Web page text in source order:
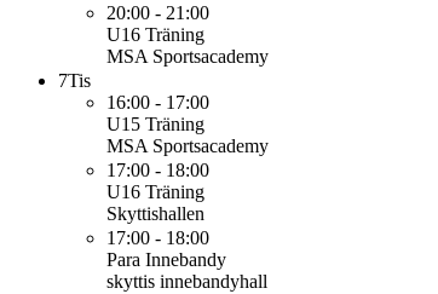
20:00 - 21:00
U16 Träning
MSA Sportsacademy
7Tis
16:00 - 17:00
U15 Träning
MSA Sportsacademy
17:00 - 18:00
U16 Träning
Skyttishallen
17:00 - 18:00
Para Innebandy
skyttis innebandyhall